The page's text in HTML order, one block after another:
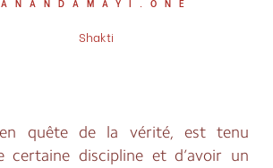
ANANDAMAYI.ONE
Shakti
ET LE CHEMIN VERS LE DIVIN
quête de la vérité, est tenu
certaine discipline et d’avoir un